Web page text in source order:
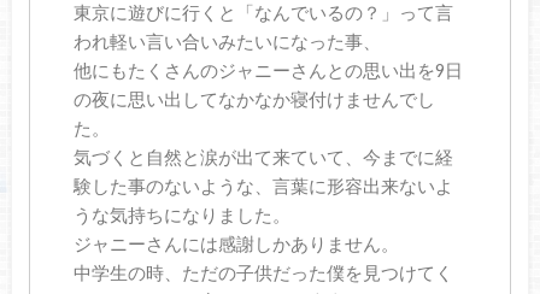
東京に遊びに行くと「なんでいるの？」って言
われ軽い言い合いみたいになった事、
他にもたくさんのジャニーさんとの思い出を9日
の夜に思い出してなかなか寝付けませんでし
た。
気づくと自然と涙が出て来ていて、今までに経
験した事のないような、言葉に形容出来ないよ
うな気持ちになりました。
ジャニーさんには感謝しかありません。
中学生の時、ただの子供だった僕を見つけてく